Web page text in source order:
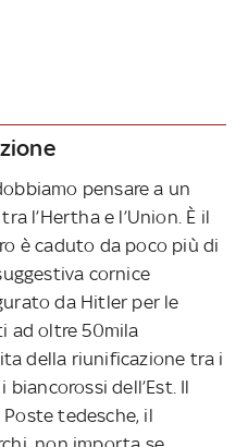
pensare a un
l’Hertha e l’Union. È il
è caduto da poco più di
cornice
da Hitler per le
ad oltre 50mila
della riunificazione tra i
biancorossi dell’Est. Il
tedesche, il